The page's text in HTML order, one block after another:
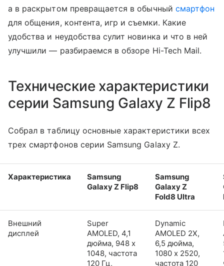
а в раскрытом превращается в обычный смартфон
для общения, контента, игр и съемки. Какие
удобства и неудобства сулит новинка и что в ней
улучшили — разбираемся в обзоре Hi-Tech Mail.
Технические характеристики
серии Samsung Galaxy Z Flip8
Собрал в таблицу основные характеристики всех
трех смартфонов серии Samsung Galaxy Z.
Характеристика
Samsung
Galaxy Z Flip8
Samsung
Galaxy Z
Fold8 Ultra
Внешний
дисплей
Super
AMOLED, 4,1
дюйма, 948 x
1048, частота
120 Гц,
Dynamic
AMOLED 2X,
6,5 дюйма,
1080 x 2520,
частота 120